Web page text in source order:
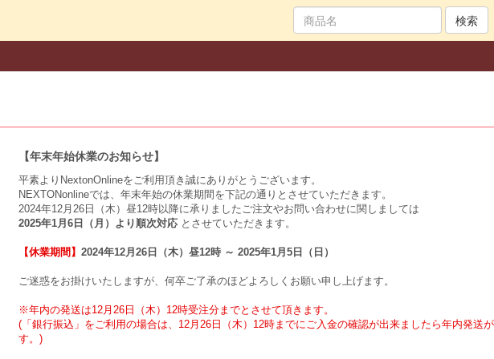
検索
【年末年始休業のお知らせ】
平素よりNextonOnlineをご利用頂き誠にありがとうございます。
NEXTONonlineでは、年末年始の休業期間を下記の通りとさせていただきます。
2024年12月26日（木）昼12時以降に承りましたご注文やお問い合わせに関しましては
2025年1月6日（月）より順次対応 とさせていただきます。
【休業期間】 2024年12月26日（木）昼12時 ～ 2025年1月5日（日）
ご迷惑をお掛けいたしますが、何卒ご了承のほどよろしくお願い申し上げます。
※年内の発送は12月26日（木）12時受注分までとさせて頂きます。
(「銀行振込」をご利用の場合は、12月26日（木）12時までにご入金の確認が出来ましたら年内発送
す。)